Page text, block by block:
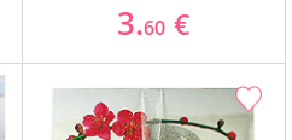
3.60 €